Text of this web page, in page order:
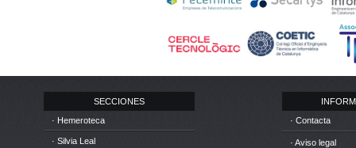
SECCIONES
· Hemeroteca
· Silvia Leal
· Contacta
· Aviso legal